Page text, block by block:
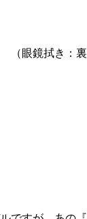
（眼鏡拭き：裏